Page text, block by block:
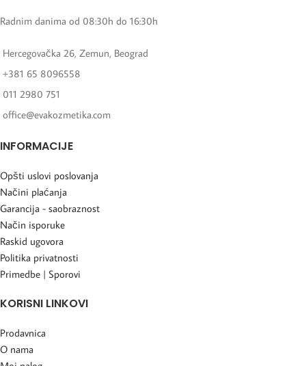
Radnim danima od 08:30h do 16:30h
Hercegovačka 26, Zemun, Beograd
+381 65 8096558
011 2980 751
office@evakozmetika.com
INFORMACIJE
Opšti uslovi poslovanja
Načini plaćanja
Garancija - saobraznost
Način isporuke
Raskid ugovora
Politika privatnosti
Primedbe | Sporovi
KORISNI LINKOVI
Prodavnica
O nama